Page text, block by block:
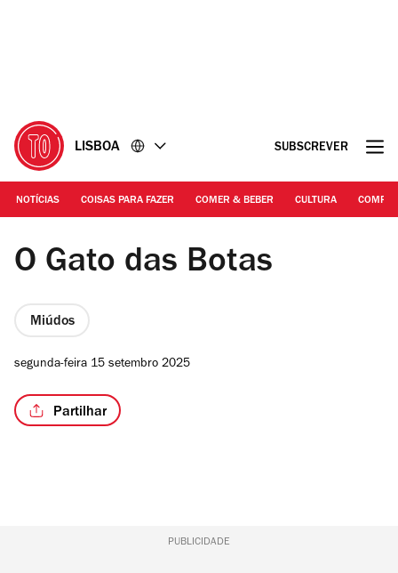
LISBOA SUBSCREVER
NOTÍCIAS COISAS PARA FAZER COMER & BEBER CULTURA
Academia de Santo Amaro | Gato das Botas
O Gato das Botas
Miúdos
segunda-feira 15 setembro 2025
Partilhar
PUBLICIDADE